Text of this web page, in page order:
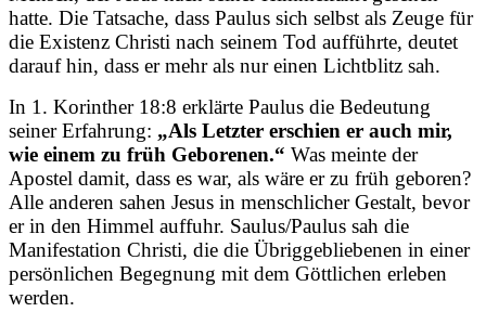
hatte. Die Tatsache, dass Paulus sich selbst als Zeuge für
die Existenz Christi nach seinem Tod aufführte, deutet
darauf hin, dass er mehr als nur einen Lichtblitz sah.
In 1. Korinther 18:8 erklärte Paulus die Bedeutung
seiner Erfahrung: „Als Letzter erschien er auch mir,
wie einem zu früh Geborenen.“ Was meinte der
Apostel damit, dass es war, als wäre er zu früh geboren?
Alle anderen sahen Jesus in menschlicher Gestalt, bevor
er in den Himmel auffuhr. Saulus/Paulus sah die
Manifestation Christi, die die Übriggebliebenen in einer
persönlichen Begegnung mit dem Göttlichen erleben
werden.